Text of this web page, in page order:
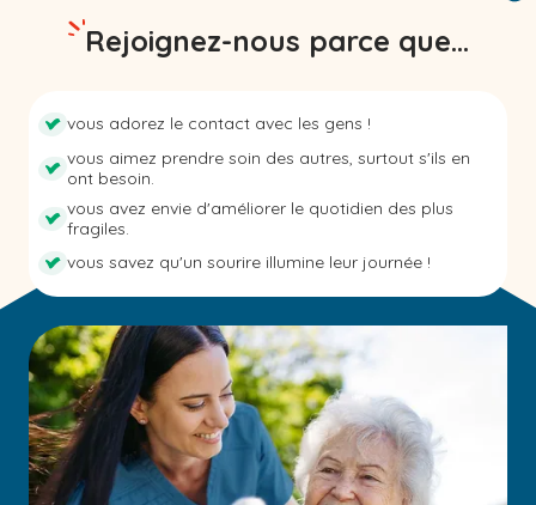
Rejoignez-nous parce que...
vous adorez le contact avec les gens !
vous aimez prendre soin des autres, surtout s'ils en
ont besoin.
vous avez envie d'améliorer le quotidien des plus
fragiles.
vous savez qu'un sourire illumine leur journée !